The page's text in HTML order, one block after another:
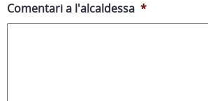
Comentari a l'alcaldessa *